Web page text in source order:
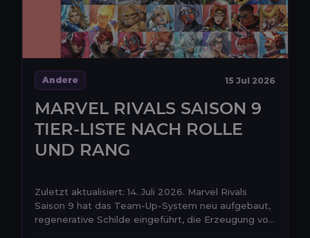
Andere 15 Jul 2026
MARVEL RIVALS SAISON 9
TIER-LISTE NACH ROLLE
UND RANG
Zuletzt aktualisiert: 14. Juli 2026. Marvel Rivals
Saison 9 hat das Team-Up-System neu aufgebaut,
regenerative Schilde eingeführt, die Erzeugung vo...